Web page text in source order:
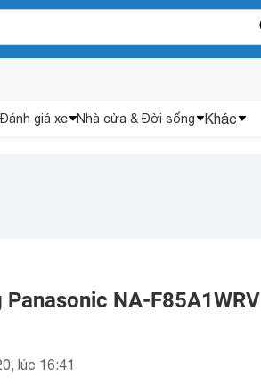
Đánh giá xe Nhà cửa & Đời sống Khác
NA-F85A1WRV
lúc 16:41